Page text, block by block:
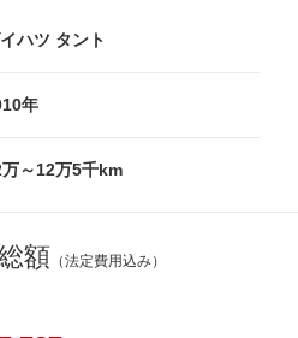
ハツ タント
年
万～12万5千km
額 （法定費用込み）